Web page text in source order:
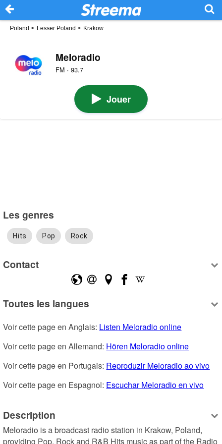
Poland > Lesser Poland > Krakow
Meloradio
FM · 93.7
Jouer
Les genres
Hits Pop Rock
Contact
Toutes les langues
Voir cette page en Anglais: Listen Meloradio online
Voir cette page en Allemand: Hören Meloradio online
Voir cette page en Portugais: Reproduzir Meloradio ao vivo
Voir cette page en Espagnol: Escuchar Meloradio en vivo
Description
Meloradio is a broadcast radio station in Krakow, Poland,
providing Pop, Rock and R&B Hits music as part of the Radio